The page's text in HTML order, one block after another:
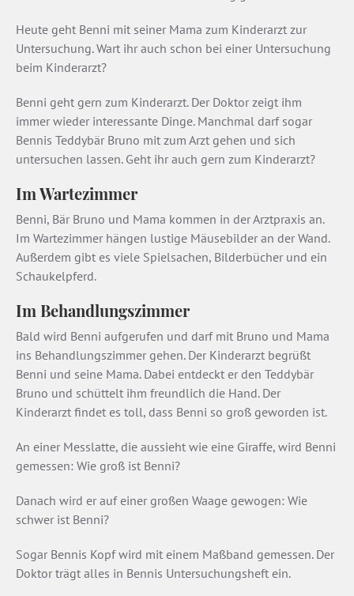
Heute geht Benni mit seiner Mama zum Kinderarzt zur
Untersuchung. Wart ihr auch schon bei einer Untersuchung
beim Kinderarzt?
Benni geht gern zum Kinderarzt. Der Doktor zeigt ihm
immer wieder interessante Dinge. Manchmal darf sogar
Bennis Teddybär Bruno mit zum Arzt gehen und sich
untersuchen lassen. Geht ihr auch gern zum Kinderarzt?
Im Wartezimmer
Benni, Bär Bruno und Mama kommen in der Arztpraxis an.
Im Wartezimmer hängen lustige Mäusebilder an der Wand.
Außerdem gibt es viele Spielsachen, Bilderbücher und ein
Schaukelpferd.
Im Behandlungszimmer
Bald wird Benni aufgerufen und darf mit Bruno und Mama
ins Behandlungszimmer gehen. Der Kinderarzt begrüßt
Benni und seine Mama. Dabei entdeckt er den Teddybär
Bruno und schüttelt ihm freundlich die Hand. Der
Kinderarzt findet es toll, dass Benni so groß geworden ist.
An einer Messlatte, die aussieht wie eine Giraffe, wird Benni
gemessen: Wie groß ist Benni?
Danach wird er auf einer großen Waage gewogen: Wie
schwer ist Benni?
Sogar Bennis Kopf wird mit einem Maßband gemessen. Der
Doktor trägt alles in Bennis Untersuchungsheft ein.